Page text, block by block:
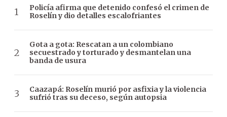
Policía afirma que detenido confesó el crimen de
Roselín y dio detalles escalofriantes
Gota a gota: Rescatan a un colombiano
secuestrado y torturado y desmantelan una
banda de usura
Caazapá: Roselín murió por asfixia y la violencia
sufrió tras su deceso, según autopsia